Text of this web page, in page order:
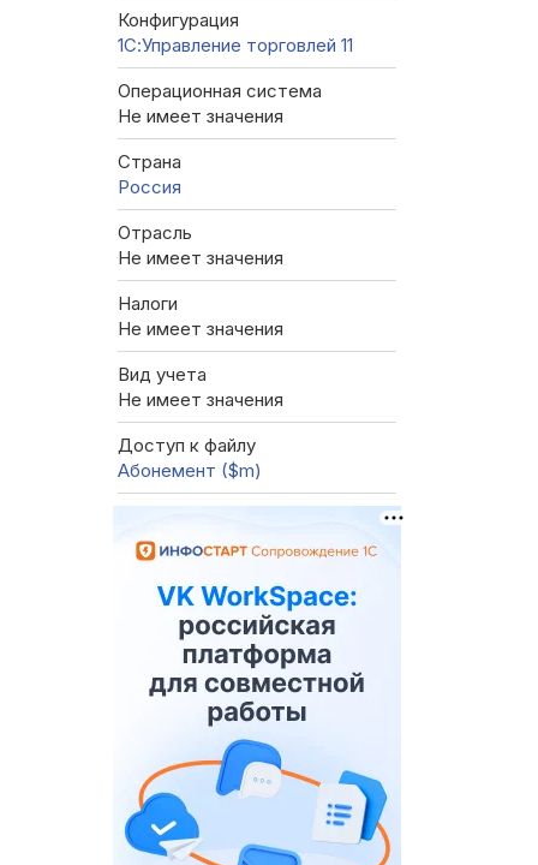
Конфигурация
1С:Управление торговлей 11
Операционная система
Не имеет значения
Страна
Россия
Отрасль
Не имеет значения
Налоги
Не имеет значения
Вид учета
Не имеет значения
Доступ к файлу
Абонемент ($m)